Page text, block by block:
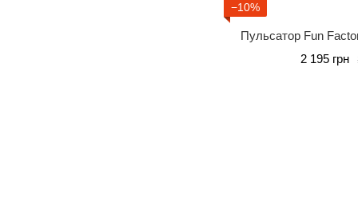
−10%
Пульсатор Fun
2 195 грн